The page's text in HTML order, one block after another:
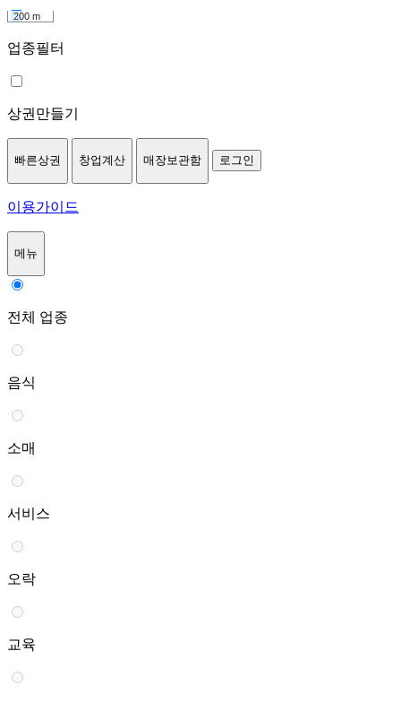
200 m
업종필터
상권만들기
빠른상권 창업계산 매장보관함 로그인
이용가이드
메뉴
전체 업종
음식
소매
서비스
오락
교육